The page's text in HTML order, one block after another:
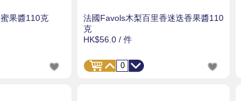
果醬110克
法國Favols木梨百里香迷迭香果醬110
克
HK$56.0 / 件